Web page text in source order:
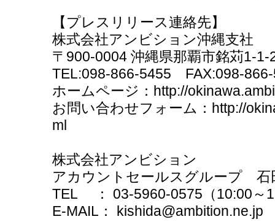
【プレスリリース連絡先】
株式会社アンビション沖縄支社
〒900-0004 沖縄県那覇市銘苅1-
TEL:098-866-5455 FAX:098-
ホームページ：http://
お問い合わせフォーム：http://
ml
株式会社アンビション
アカウントセールスグループ 石
TEL ： 03-5960-0575（10:00～
E-MAIL： kishida@ambition.ne.jp